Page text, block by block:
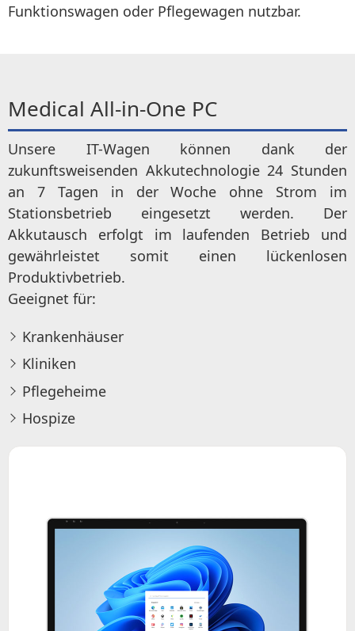
Funktionswagen oder Pflegewagen nutzbar.
Medical All‑in‑One PC
Unsere IT-Wagen können dank der
zukunftsweisenden Akkutechnologie 24 Stunden
an 7 Tagen in der Woche ohne Strom im
Stationsbetrieb eingesetzt werden. Der
Akkutausch erfolgt im laufenden Betrieb und
gewährleistet somit einen lückenlosen
Produktivbetrieb.
Geeignet für:
Krankenhäuser
Kliniken
Pflegeheime
Hospize